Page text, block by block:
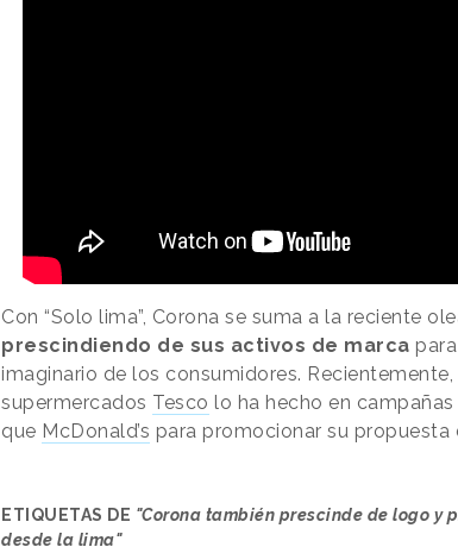
Con “Solo lima”, Corona se suma a la reciente
prescindiendo de sus activos de marca
imaginario de los consumidores.
supermercados Tesco lo ha hecho en
que McDonald’s para promocionar su propuesta
ETIQUETAS DE "Corona también prescinde de logo y
desde la lima"